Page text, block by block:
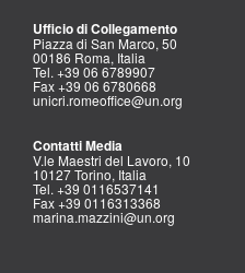
Ufficio di Collegamento
Piazza di San Marco, 50
00186 Roma, Italia
Tel. +39 06 6789907
Fax +39 06 6780668
unicri.romeoffice@un.org
Contatti Media
V.le Maestri del Lavoro, 10
10127 Torino, Italia
Tel. +39 0116537141
Fax +39 0116313368
marina.mazzini@un.org